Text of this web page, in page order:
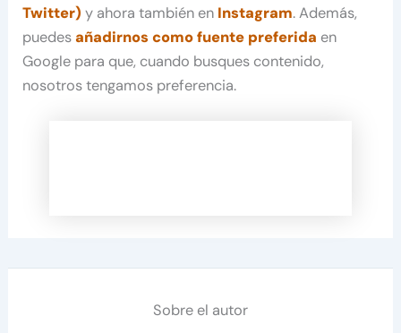
Twitter) y ahora también en Instagram. Además,
puedesañadirnos como fuente preferida en
Google para que, cuando busques contenido,
nosotros tengamos preferencia.
Sobre el autor